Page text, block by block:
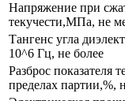
Напряжение при
текучести,МПа, не
Тангенс угла
10^6 Гц, не более
Разброс показателя
пределах партии,%,